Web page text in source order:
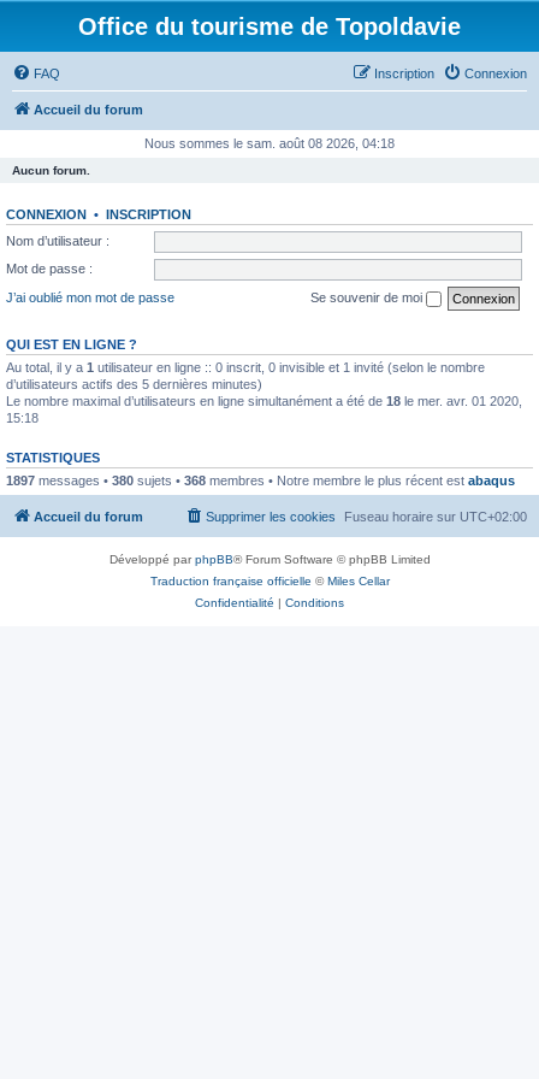
Office du tourisme de Topoldavie
FAQ Connexion
Inscription
Accueil du forum
Nous sommes le sam. août 08 2026, 04:18
Aucun forum.
CONNEXION • INSCRIPTION
Nom d’utilisateur :
Mot de passe :
J’ai oublié mon mot de passe
Se souvenir de moi
QUI EST EN LIGNE ?
Au total, il y a 1 utilisateur en ligne :: 0 inscrit, 0 invisible et 1 invité (selon le nombre
d’utilisateurs actifs des 5 dernières minutes)
Le nombre maximal d’utilisateurs en ligne simultanément a été de 18 le mer. avr. 01 2020,
15:18
STATISTIQUES
1897 messages • 380 sujets • 368 membres • Notre membre le plus récent est abaqus
Accueil du forum Fuseau horaire sur UTC+02:00
Supprimer les cookies
Développé parphpBB® Forum Software © phpBB Limited
Traduction française officielle ©Miles Cellar
Confidentialité | Conditions